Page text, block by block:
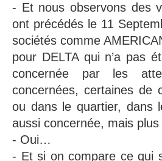
- Et nous observons des
ont précédés le 11
sociétés comme
pour DELTA qui n’a pas
concernée par les
concernées, certaines de
ou dans le quartier, dans
aussi concernée, mais
- Oui…
- Et si on compare ce qui